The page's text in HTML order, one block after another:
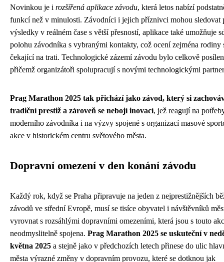
Novinkou je i rozšířená aplikace závodu, která letos nabízí
funkcí než v minulosti. Závodníci i jejich příznivci mohou sledovat
výsledky v reálném čase s větší přesností, aplikace také umožňuje
polohu závodníka s vybranými kontakty, což ocení zejména rodiny
čekající na trati. Technologické zázemí závodu bylo celkově
přičemž organizátoři spolupracují s novými technologickými
Prag Marathon 2025 tak přichází jako závod, který si
tradiční prestiž a zároveň se nebojí inovací, jež reagují na
moderního závodníka i na výzvy spojené s organizací masové
akce v historickém centru světového města.
Dopravní omezení v den konání závodu
Každý rok, když se Praha připravuje na jeden z nejprestižnějších
závodů ve střední Evropě, musí se tisíce obyvatel i návštěvníků
vyrovnat s rozsáhlými dopravními omezeními, která jsou s touto
neodmyslitelně spojena. Prag Marathon 2025 se uskuteční v
května 2025 a stejně jako v předchozích letech přinese do ulic
města výrazné změny v dopravním provozu, které se dotknou jak